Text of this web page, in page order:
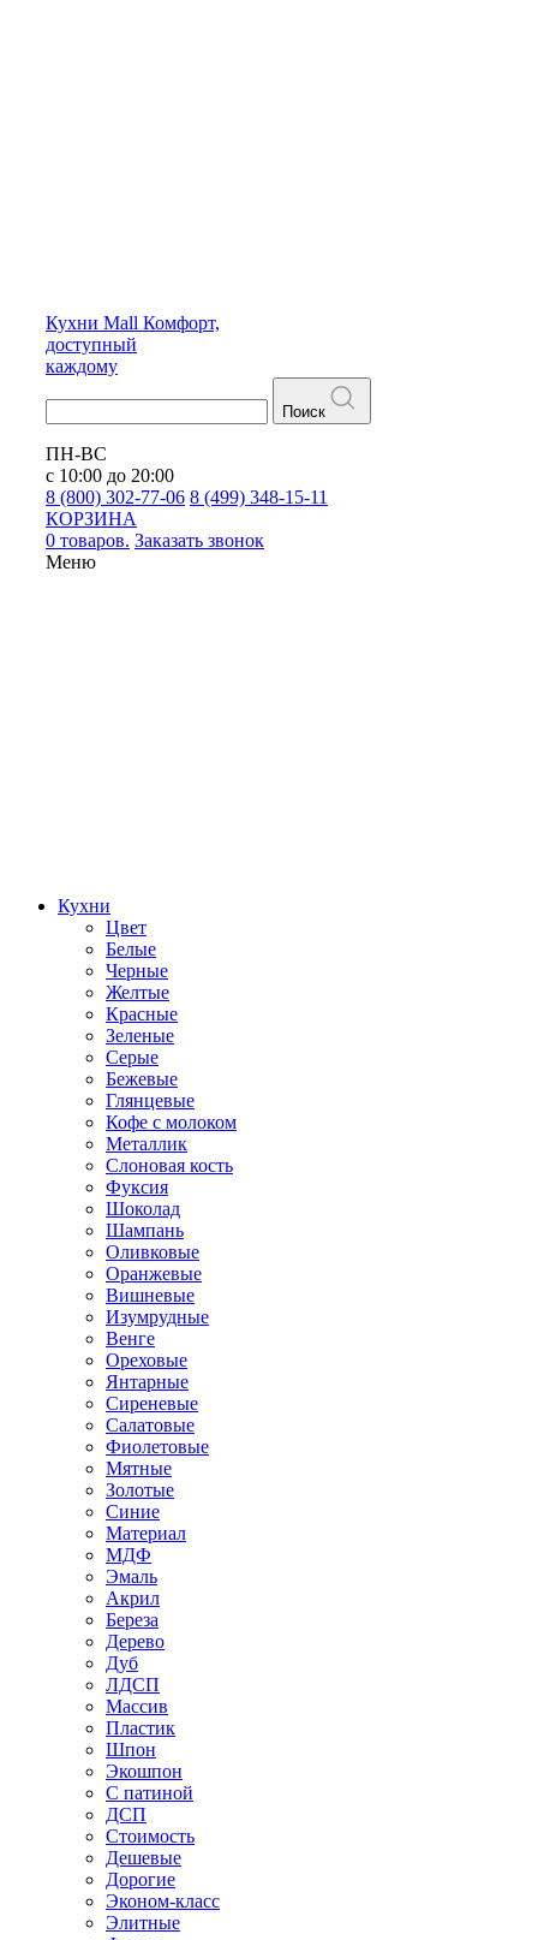
Кухни Mall Комфорт,
доступный
каждому
Поиск
ПН-ВС
с 10:00 до 20:00
8 (800) 302-77-06 8 (499) 348-15-11
КОРЗИНА
0 товаров. Заказать звонок
Меню
Кухни
Цвет
Белые
Черные
Желтые
Красные
Зеленые
Серые
Бежевые
Глянцевые
Кофе с молоком
Металлик
Слоновая кость
Фуксия
Шоколад
Шампань
Оливковые
Оранжевые
Вишневые
Изумрудные
Венге
Ореховые
Янтарные
Сиреневые
Салатовые
Фиолетовые
Мятные
Золотые
Синие
Материал
МДФ
Эмаль
Акрил
Береза
Дерево
Дуб
ЛДСП
Массив
Пластик
Шпон
Экошпон
С патиной
ДСП
Стоимость
Дешевые
Дорогие
Эконом-класс
Элитные